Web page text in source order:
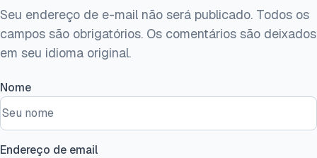
Seu endereço de e-mail não será publicado. Todos os
campos são obrigatórios. Os comentários são deixados
em seu idioma original.
Nome
Endereço de email